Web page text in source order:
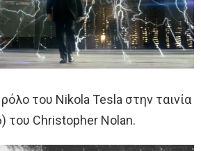
του Nikola Tesla στην ταινία
του Christopher Nolan.